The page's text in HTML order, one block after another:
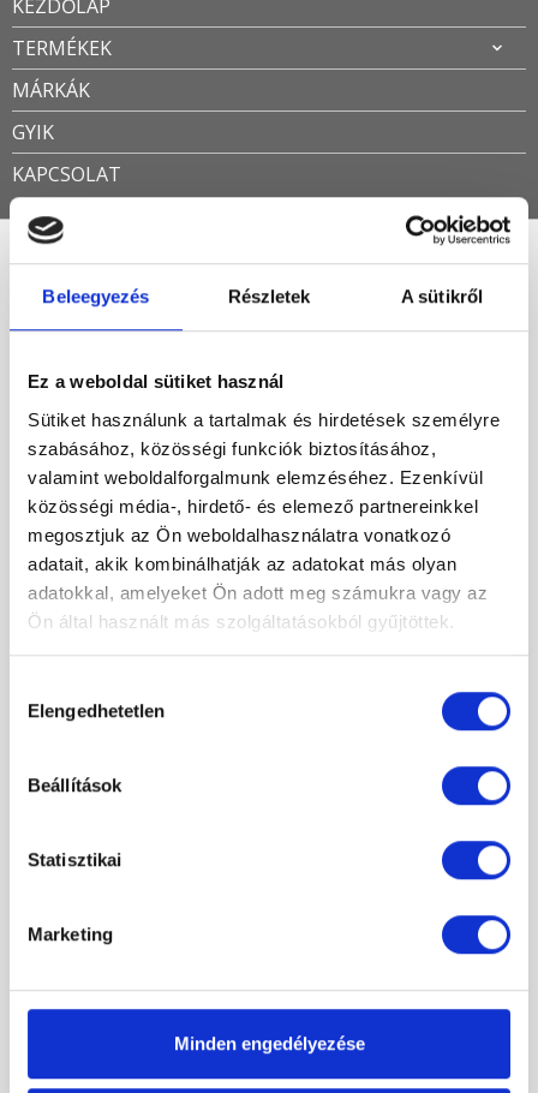
Beleegyezés Részletek A sütikről
Ez a weboldal sütiket használ
Sütiket használunk a tartalmak és hirdetések személyre
szabásához, közösségi funkciók biztosításához,
valamint weboldalforgalmunk elemzéséhez. Ezenkívül
közösségi média-, hirdető- és elemező partnereinkkel
megosztjuk az Ön weboldalhasználatra vonatkozó
adatait, akik kombinálhatják az adatokat más olyan
adatokkal, amelyeket Ön adott meg számukra vagy az
Ön által használt más szolgáltatásokból gyűjtöttek.
kiválasztása
Elengedhetetlen
Beállítások
Statisztikai
Marketing
Minden engedélyezése
KEZDŐLAP
TERMÉKEK
MÁRKÁK
GYIK
KAPCSOLAT
tükör
-40%
oldalfallal
566 600 Ft